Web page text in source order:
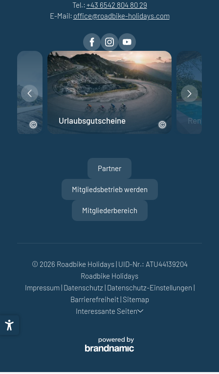
Tel.: +43 6542 804 80 29
E-Mail: office@roadbike-holidays.com
Urlaubsgutscheine
Partner
Mitgliedsbetrieb werden
Mitgliederbereich
© 2026 Roadbike Holidays| UID-Nr.: ATU44139204
Roadbike Holidays
Impressum| Datenschutz | Datenschutz-Einstellungen |
Barrierefreiheit| Sitemap
Interessante Seiten